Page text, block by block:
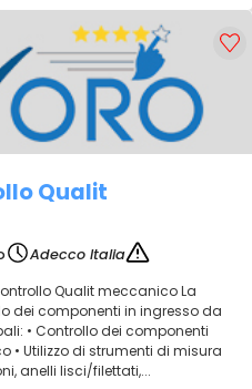
Qualit
Adecco Italia
Qualit meccanico La
dei componenti in ingresso da
• Controllo dei componenti
• Utilizzo di strumenti di misura
anelli lisci/filettati,...